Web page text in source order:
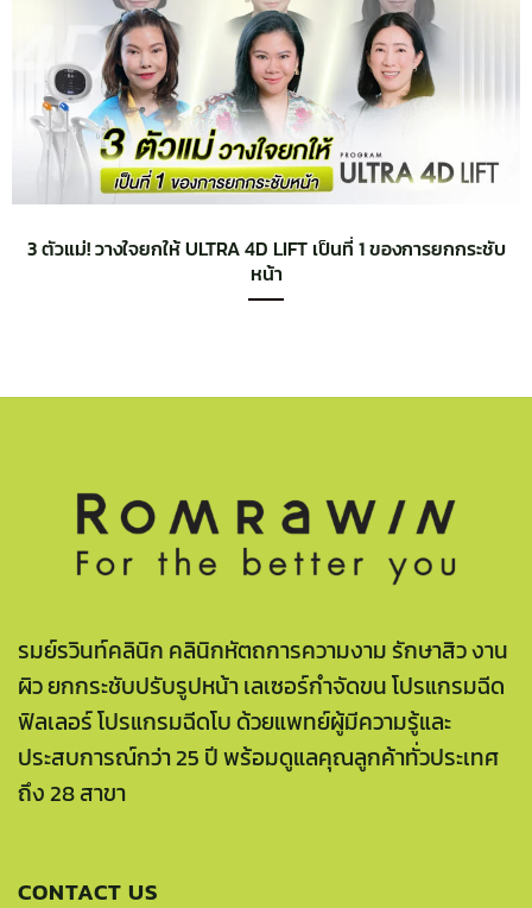
3 ตัวแม่! วางใจยกให้ ULTRA 4D LIFT เป็นที่ 1 ของการยกกระชับ
หน้า
รมย์รวินท์คลินิก คลินิกหัตถการความงาม รักษาสิว งาน
ผิว ยกกระชับปรับรูปหน้า เลเซอร์กำจัดขน โปรแกรมฉีด
ฟิลเลอร์ โปรแกรมฉีดโบ ด้วยแพทย์ผู้มีความรู้และ
ประสบการณ์กว่า 25 ปี พร้อมดูแลคุณลูกค้าทั่วประเทศ
ถึง 28 สาขา
CONTACT US